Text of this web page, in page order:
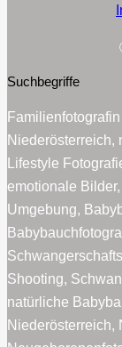
Suchbegriffe
Niederösterreich,
Lifestyle
emotionale
Umgebung,
Shooting,
natürliche
Niederösterreich,